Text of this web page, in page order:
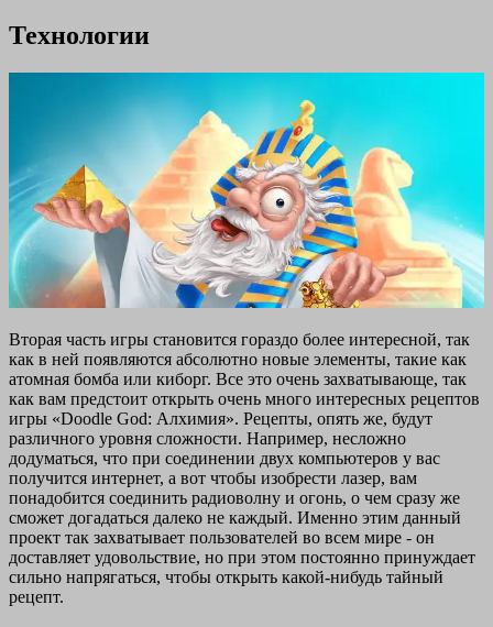
Технологии
Вторая часть игры становится гораздо более интересной, так
как в ней появляются абсолютно новые элементы, такие как
атомная бомба или киборг. Все это очень захватывающе, так
как вам предстоит открыть очень много интересных рецептов
игры «Doodle God: Алхимия». Рецепты, опять же, будут
различного уровня сложности. Например, несложно
додуматься, что при соединении двух компьютеров у вас
получится интернет, а вот чтобы изобрести лазер, вам
понадобится соединить радиоволну и огонь, о чем сразу же
сможет догадаться далеко не каждый. Именно этим данный
проект так захватывает пользователей во всем мире - он
доставляет удовольствие, но при этом постоянно принуждает
сильно напрягаться, чтобы открыть какой-нибудь тайный
рецепт.